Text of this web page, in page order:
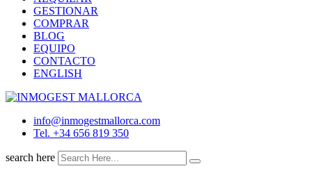
GESTIONAR
COMPRAR
BLOG
EQUIPO
CONTACTO
ENGLISH
info@inmogestmallorca.com
Tel. +34 656 819 350
search here